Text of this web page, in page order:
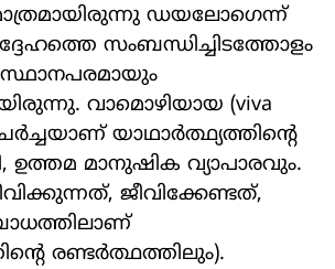
ഡയലോഗെന്ന്
സംബന്ധിച്ചിടത്തോളം
വാമൊഴിയായ (viva
ചര്‍ച്ചയാണ് യാഥാര്‍ത്ഥ്യത്തിന്റെ
ഉത്തമ മാനുഷിക വ്യാപാരവും.
ജീവിക്കേണ്ടത്,
രണ്ടര്‍ത്ഥത്തിലും).